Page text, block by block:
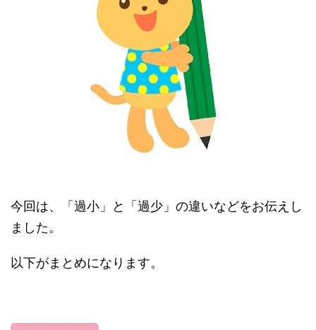
今回は、「過小」と「過少」の違いなどをお伝えし
ました。
以下がまとめになります。